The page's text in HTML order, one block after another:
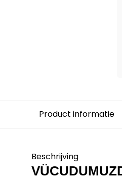
Product informatie
Beschrijving